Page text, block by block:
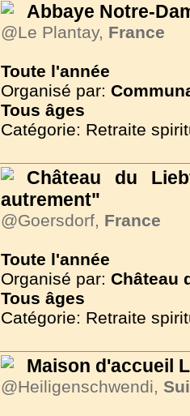
Abbaye Notre-
@Le Plantay, France
Toute l'année
Organisé par:
Tous âges
Catégorie: Retraite
Château du
autrement"
@Goersdorf, France
Toute l'année
Organisé par: Château
Tous âges
Catégorie: Retraite
Maison d'accueil
@Heiligenschwendi,